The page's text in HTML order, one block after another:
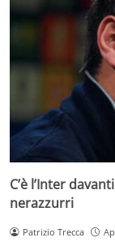
C’è l’Inter
nerazzurri
Patrizio Trecca